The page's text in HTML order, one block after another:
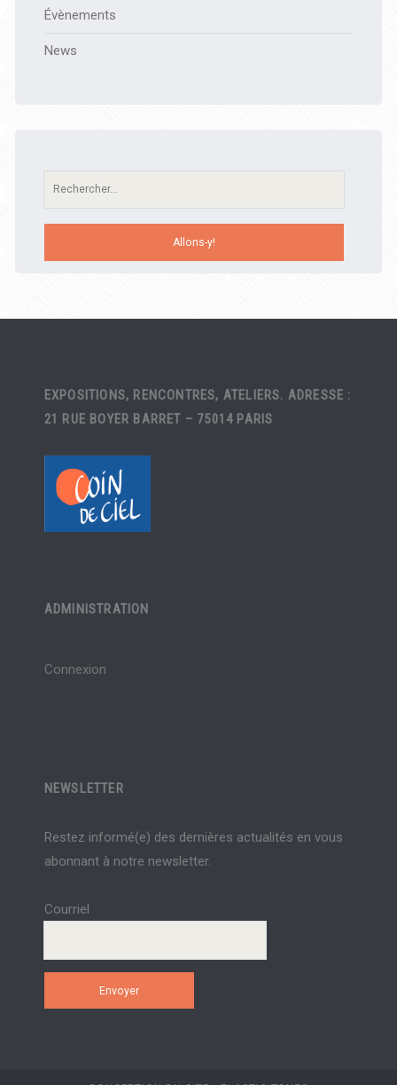
Évènements
News
Recherche:
EXPOSITIONS, RENCONTRES, ATELIERS. ADRESSE :
21 RUE BOYER BARRET – 75014 PARIS
ADMINISTRATION
Connexion
NEWSLETTER
Restez informé(e) des dernières actualités en vous
abonnant à notre newsletter.
Courriel